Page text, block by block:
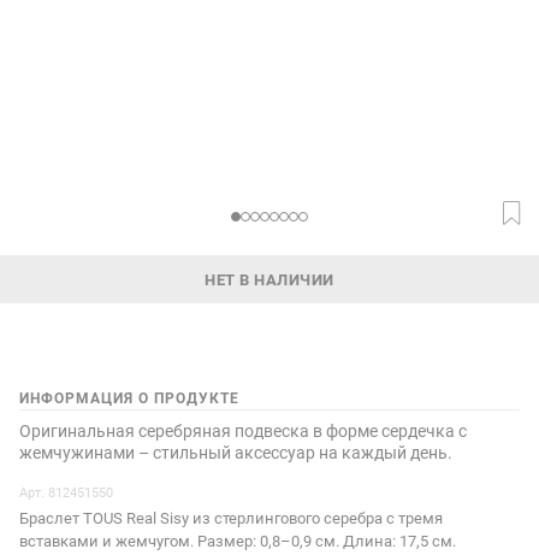
НЕТ В НАЛИЧИИ
ИНФОРМАЦИЯ О ПРОДУКТЕ
Оригинальная серебряная подвеска в форме сердечка с
жемчужинами – стильный аксессуар на каждый день.
Арт. 812451550
Браслет TOUS Real Sisy из стерлингового серебра с тремя
вставками и жемчугом. Размер: 0,8–0,9 см. Длина: 17,5 см.